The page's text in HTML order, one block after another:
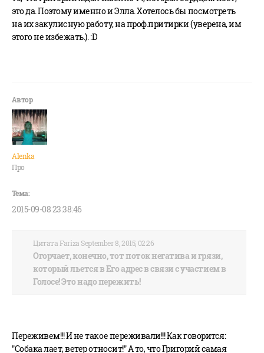
это да. Поэтому именно и Элла. Хотелось бы посмотреть
на их закулисную работу, на проф.притирки (уверена, им
этого не избежать.). :D
Alenka
Про
2015-09-08 23:38:46
Цитата Fariza September 8, 2015, 02:26
Огорчает, конечно, тот поток негатива и грязи,
который льется в Его адрес в связи с участием в
Голосе! Это надо пережить!
Переживем!!! И не такое переживали!!! Как говорится:
"Собака лает, ветер относит!" А то, что Григорий самая